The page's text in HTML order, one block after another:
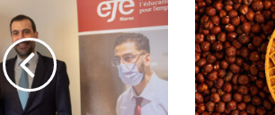
recette
du
jour
:
Galette
Casse-